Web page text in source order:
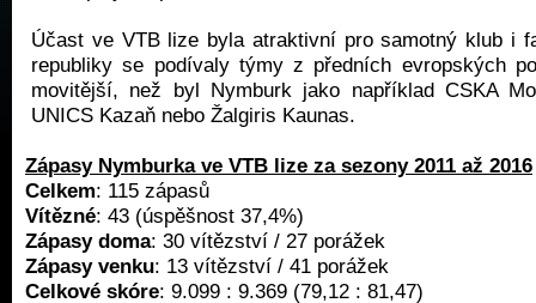
Účast ve VTB lize byla atraktivní pro samotný klub i
republiky se podívaly týmy z předních evropských
movitější, než byl Nymburk jako například CSKA
UNICS Kazaň nebo Žalgiris Kaunas.
Zápasy Nymburka ve VTB lize za sezony 2011 až 2016
Celkem: 115 zápasů
Vítězné: 43 (úspěšnost 37,4%)
Zápasy doma: 30 vítězství / 27 porážek
Zápasy venku: 13 vítězství / 41 porážek
Celkové skóre: 9.099 : 9.369 (79,12 : 81,47)